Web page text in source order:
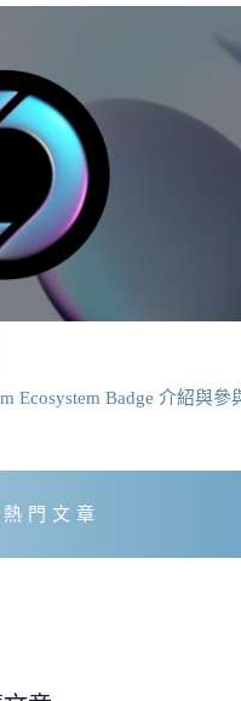
Ecosystem Badge 介紹與參
門文章